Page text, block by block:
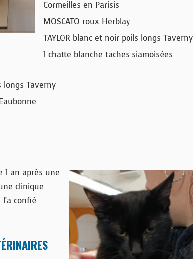
Cormeilles en Parisis
MOSCATO roux Herblay
TAYLOR blanc et noir poils longs Taverny
1 chatte blanche taches siamoisées
longs Taverny
1 an après une
clinique
confié